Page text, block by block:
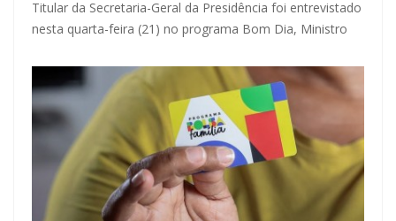
Titular da Secretaria-Geral da Presidência foi entrevistado
nesta quarta-feira (21) no programa Bom Dia, Ministro